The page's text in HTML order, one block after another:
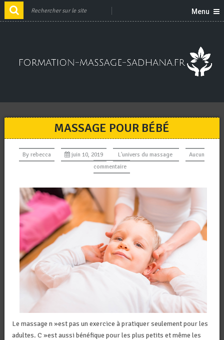
Menu
MASSAGE POUR BÉBÉ
Byrebecca juin 10, 2019 L'univers du massage
Aucun
commentaire
Le massage n »est pas un exercice à pratiquer seulement pour les
adultes. C »est aussi bénéfique pour les plus petits et même les